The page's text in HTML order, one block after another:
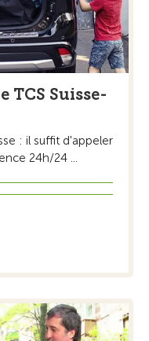
TCS Suisse-
: il suffit d'appeler
24h/24 ...